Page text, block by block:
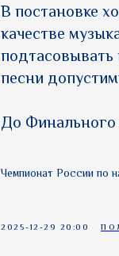
В постановке
качестве
песни
До
Чемпионат России по
2025-12-29 20:00